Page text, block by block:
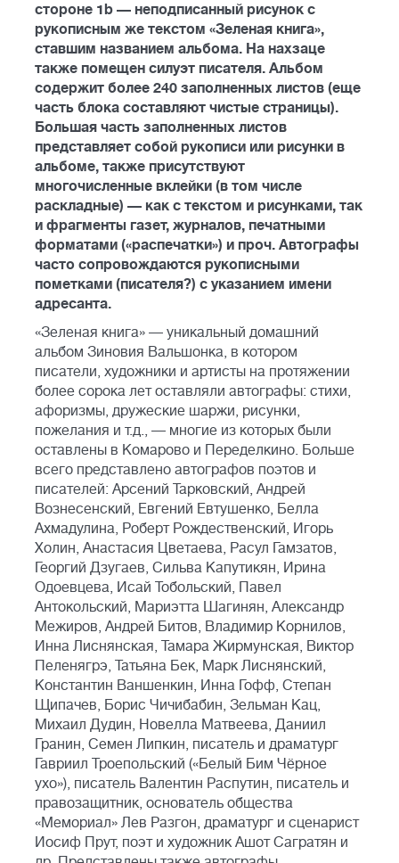
стороне 1b — неподписанный рисунок с
рукописным же текстом «Зеленая книга»,
ставшим названием альбома. На нахзаце
также помещен силуэт писателя. Альбом
содержит более 240 заполненных листов (еще
часть блока составляют чистые страницы).
Большая часть заполненных листов
представляет собой рукописи или рисунки в
альбоме, также присутствуют
многочисленные вклейки (в том числе
раскладные) — как с текстом и рисунками, так
и фрагменты газет, журналов, печатными
форматами («распечатки») и проч. Автографы
часто сопровождаются рукописными
пометками (писателя?) с указанием имени
адресанта.
«Зеленая книга» — уникальный домашний
альбом Зиновия Вальшонка, в котором
писатели, художники и артисты на протяжении
более сорока лет оставляли автографы: стихи,
афоризмы, дружеские шаржи, рисунки,
пожелания и т.д., — многие из которых были
оставлены в Комарово и Переделкино. Больше
всего представлено автографов поэтов и
писателей: Арсений Тарковский, Андрей
Вознесенский, Евгений Евтушенко, Белла
Ахмадулина, Роберт Рождественский, Игорь
Холин, Анастасия Цветаева, Расул Гамзатов,
Георгий Дзугаев, Сильва Капутикян, Ирина
Одоевцева, Исай Тобольский, Павел
Антокольский, Мариэтта Шагинян, Александр
Межиров, Андрей Битов, Владимир Корнилов,
Инна Лиснянская, Тамара Жирмунская, Виктор
Пеленягрэ, Татьяна Бек, Марк Лиснянский,
Константин Ваншенкин, Инна Гофф, Степан
Щипачев, Борис Чичибабин, Зельман Кац,
Михаил Дудин, Новелла Матвеева, Даниил
Гранин, Семен Липкин, писатель и драматург
Гавриил Троепольский («Белый Бим Чёрное
ухо»), писатель Валентин Распутин, писатель и
правозащитник, основатель общества
«Мемориал» Лев Разгон, драматург и сценарист
Иосиф Прут, поэт и художник Ашот Сагратян и